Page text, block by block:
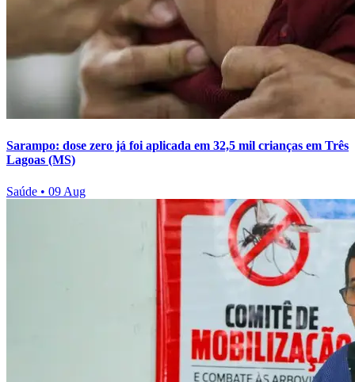
Sarampo: dose zero já foi aplicada em 32,5 mil crianças em Três
Lagoas (MS)
Saúde • 09 Aug